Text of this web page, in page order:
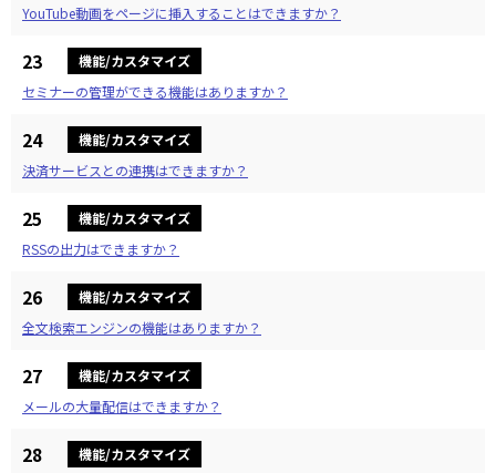
YouTube動画をページに挿入することはできますか？
23
機能/カスタマイズ
セミナーの管理ができる機能はありますか？
24
機能/カスタマイズ
決済サービスとの連携はできますか？
25
機能/カスタマイズ
RSSの出力はできますか？
26
機能/カスタマイズ
全文検索エンジンの機能はありますか？
27
機能/カスタマイズ
メールの大量配信はできますか？
28
機能/カスタマイズ